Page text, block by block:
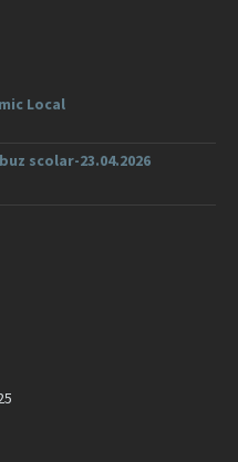
Local
scolar-23.04.2026